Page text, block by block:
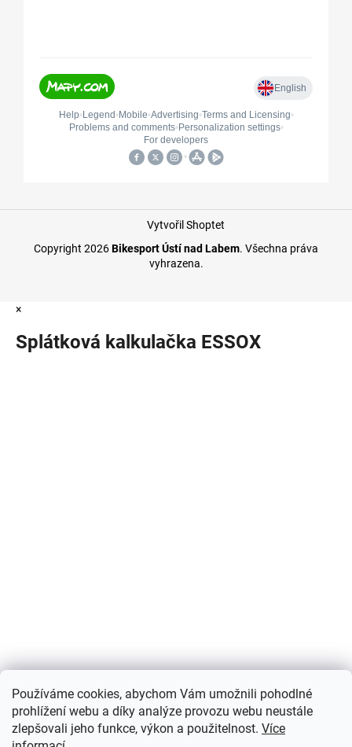
Používáme cookies, abychom Vám umožnili pohodlné
prohlížení webu a díky analýze provozu webu neustále
zlepšovali jeho funkce, výkon a použitelnost. Více
Vytvořil Shoptet
Copyright 2026Bikesport Ústí nad Labem. Všechna práva
vyhrazena.
×
Splátková kalkulačka ESSOX